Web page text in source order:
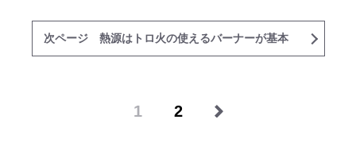
次ページ 熱源はトロ火の使えるバーナーが基本
1 2